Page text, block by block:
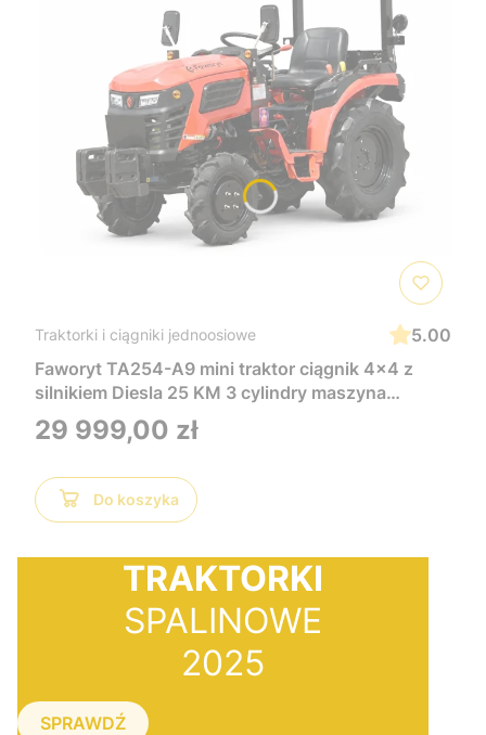
Traktorki i ciągniki jednoosiowe
5.00
Faworyt TA254-A9 mini traktor ciągnik 4x4 z
silnikiem Diesla 25 KM 3 cylindry maszyna
stworzona z myślą o użytkownikach którzy
oczekują wysokiej wydajności łatwego
różnorodnym osprzętem
Cena
29 999,00 zł
Do koszyka
TRAKTORKI
SPALINOWE
2025
SPRAWDŹ